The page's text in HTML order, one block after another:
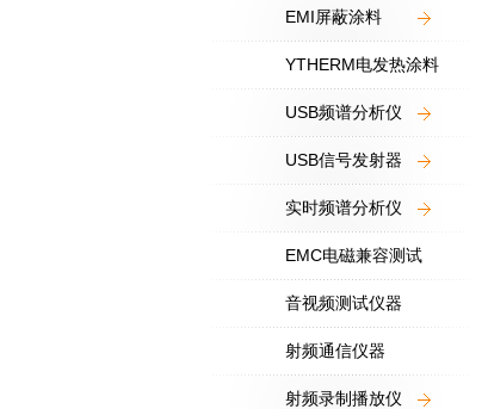
EMI屏蔽涂料
YTHERM电发热涂料
USB频谱分析仪
USB信号发射器
实时频谱分析仪
EMC电磁兼容测试
音视频测试仪器
射频通信仪器
射频录制播放仪